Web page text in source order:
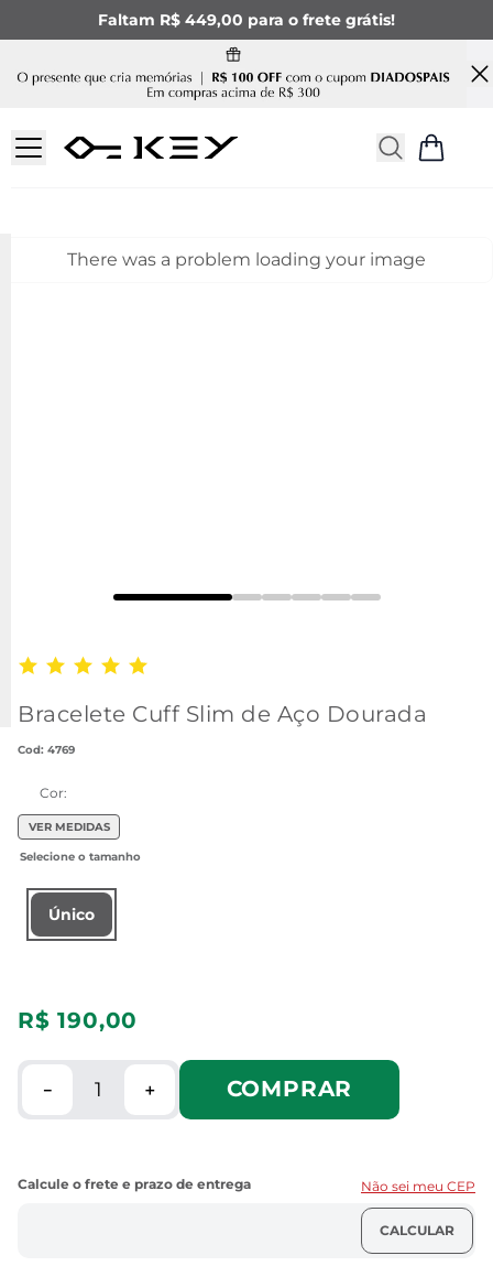
Faltam R$ 449,00 para o frete grátis!
There was a problem loading your image
Bracelete Cuff Slim de Aço Dourada
: 4769
Cor:
VER MEDIDAS
Único
R$ 190,00
＋
－ COMPRAR
Não sei meu CEP